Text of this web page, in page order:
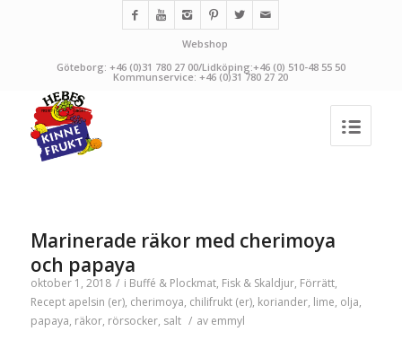
Webshop
Göteborg: +46 (0)31 780 27 00/Lidköping:+46 (0) 510-48 55 50
Kommunservice: +46 (0)31 780 27 20
Marinerade räkor med cherimoya
och papaya
oktober 1, 2018 / i Buffé & Plockmat, Fisk & Skaldjur, Förrätt,
Recept apelsin (er), cherimoya, chilifrukt (er), koriander, lime, olja,
papaya, räkor, rörsocker, salt / av emmyl